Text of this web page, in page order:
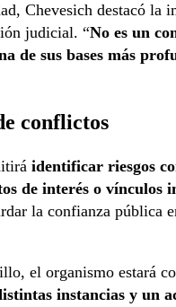
Chevesich destacó la
judicial. “No es un
de sus bases más
conflictos
identificar riesgos
de interés o vínculos
la confianza pública
el organismo estará
instancias y un